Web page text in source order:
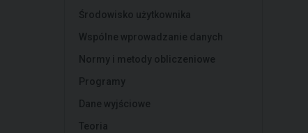
Środowisko użytkownika
Wspólne wprowadzanie danych
Normy i metody obliczeniowe
Programy
Dane wyjściowe
Teoria